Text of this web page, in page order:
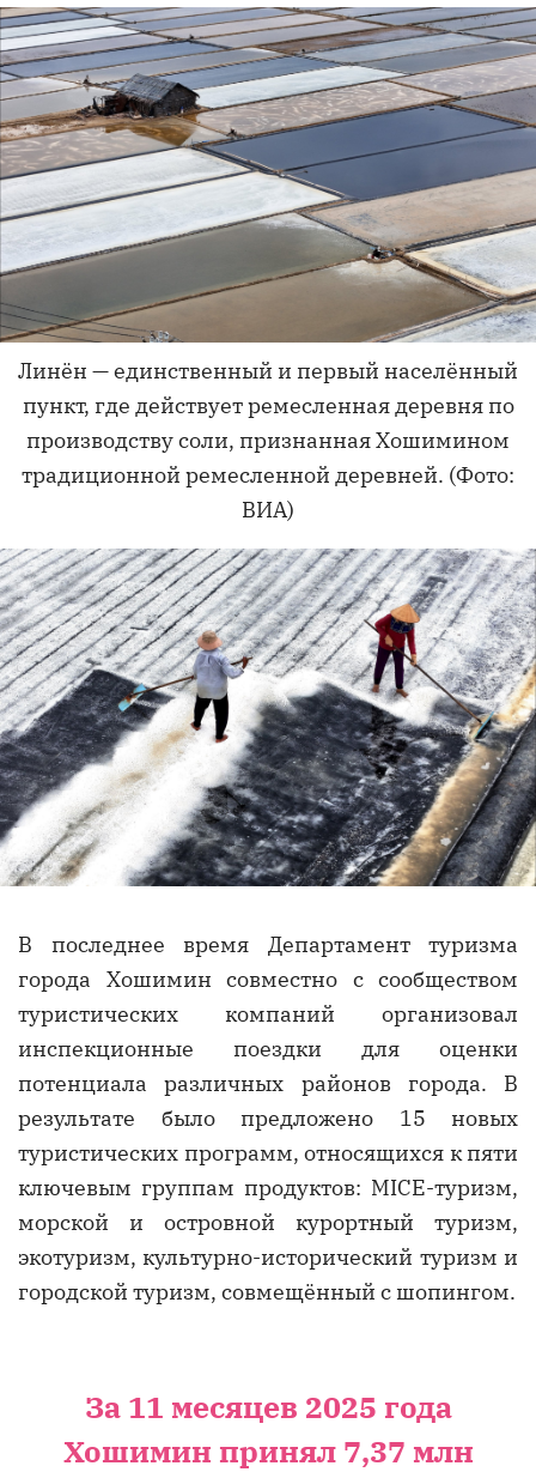
Линён — единственный и первый населённый
пункт, где действует ремесленная деревня по
производству соли, признанная Хошимином
традиционной ремесленной деревней. (Фото:
ВИА)
В последнее время Департамент туризма
города Хошимин совместно с сообществом
туристических компаний организовал
инспекционные поездки для оценки
потенциала различных районов города. В
результате было предложено 15 новых
туристических программ, относящихся к пяти
ключевым группам продуктов: MICE-туризм,
морской и островной курортный туризм,
экотуризм, культурно-исторический туризм и
городской туризм, совмещённый с шопингом.
За 11 месяцев 2025 года
Хошимин принял 7,37 млн